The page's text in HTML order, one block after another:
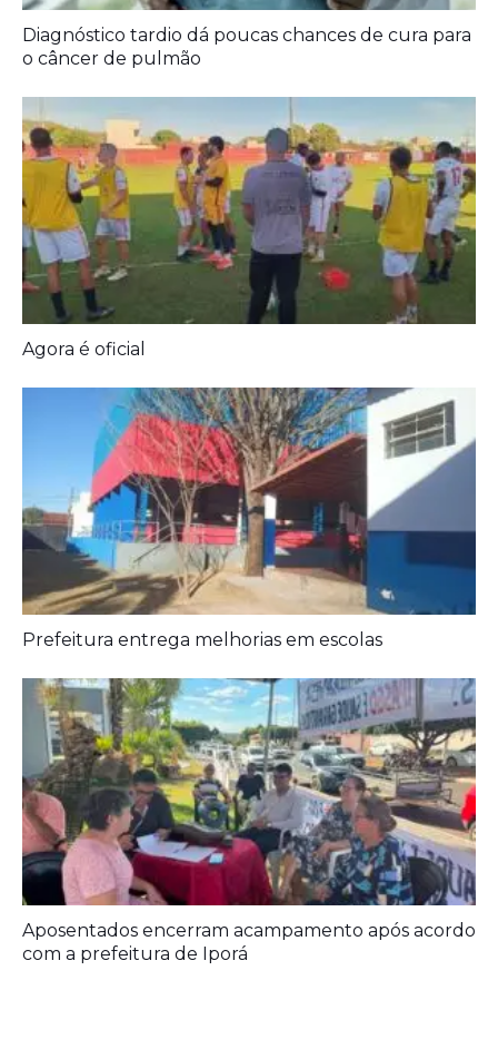
Diagnóstico tardio dá poucas chances de cura para
o câncer de pulmão
Agora é oficial
Prefeitura entrega melhorias em escolas
Aposentados encerram acampamento após acordo
com a prefeitura de Iporá